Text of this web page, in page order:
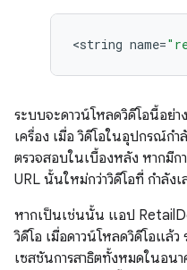
<string name=
ระบบจะดาวน์โหลดวิดีโอนี้อย่
เครื่อง เมื่อ วิดีโอในอุปกรณ์ก
ตรวจสอบในเบื้องหลัง หากมีก
URL นั้นใหม่กว่าวิดีโอที่ กำลัง
หากเป็นเช่นนั้น แอป
วิดีโอ เมื่อดาวน์โหลดวิดีโอแล้
เซสชันการสาธิตทั้งหมดในอน